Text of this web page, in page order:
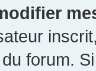
forum.